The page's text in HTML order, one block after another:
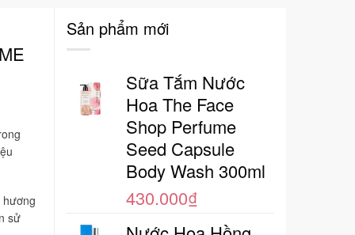
sử
Sản phẩm mới
Sữa Tắm Nước
Hoa The Face
Shop Perfume
Seed Capsule
Body Wash 300ml
430.000₫